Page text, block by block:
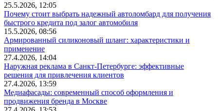
25.5.2026, 12:05
Почему стоит выбрать надежный автоломбард для получения
быстрого кредита под залог автомобиля
15.5.2026, 08:56
Армированный силиконовый шланг: характеристики и
применение
27.4.2026, 14:04
Наружная реклама в Санкт-Петербурге: эффективные
решения для привлечения клиентов
27.4.2026, 13:59
Медиафасады: современный способ оформления и
продвижения бренда в Москве